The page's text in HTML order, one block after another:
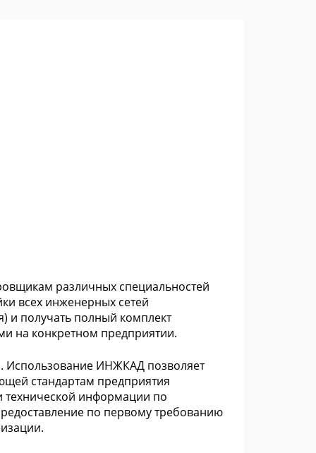
различных специальностей
всех инженерных сетей
и получать полный комплект
на конкретном предприятии.
Использование ИНЖКАД позволяет
стандартам предприятия
технической информации по
по первому требованию